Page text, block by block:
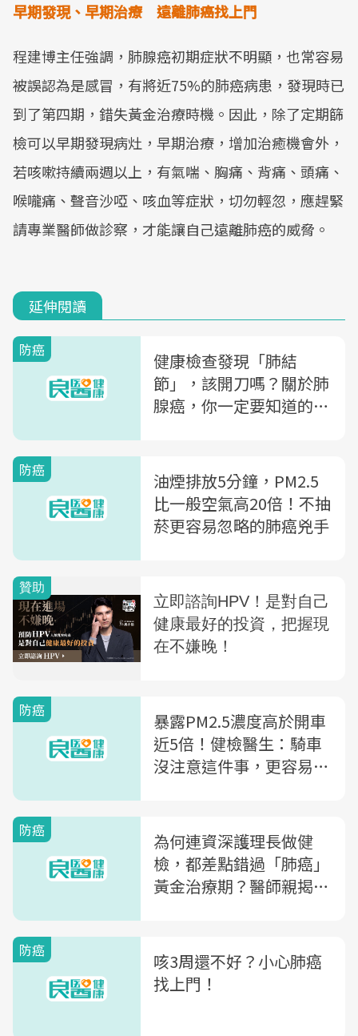
早期發現、早期治療 遠離肺癌找上門
程建博主任強調，肺腺癌初期症狀不明顯，也常容易
被誤認為是感冒，有將近75%的肺癌病患，發現時已
到了第四期，錯失黃金治療時機。因此，除了定期篩
檢可以早期發現病灶，早期治療，增加治癒機會外，
若咳嗽持續兩週以上，有氣喘、胸痛、背痛、頭痛、
喉嚨痛、聲音沙啞、咳血等症狀，切勿輕忽，應趕緊
請專業醫師做診察，才能讓自己遠離肺癌的威脅。
延伸閱讀
防癌
健康檢查發現「肺結
節」，該開刀嗎？關於肺
腺癌，你一定要知道的幾
防癌
油煙排放5分鐘，PM2.5
比一般空氣高20倍！不抽
菸更容易忽略的肺癌兇手
防癌
暴露PM2.5濃度高於開車
近5倍！健檢醫生：騎車
沒注意這件事，更容易罹
防癌
為何連資深護理長做健
檢，都差點錯過「肺癌」
黃金治療期？醫師親揭：
防癌
咳3周還不好？小心肺癌
找上門！